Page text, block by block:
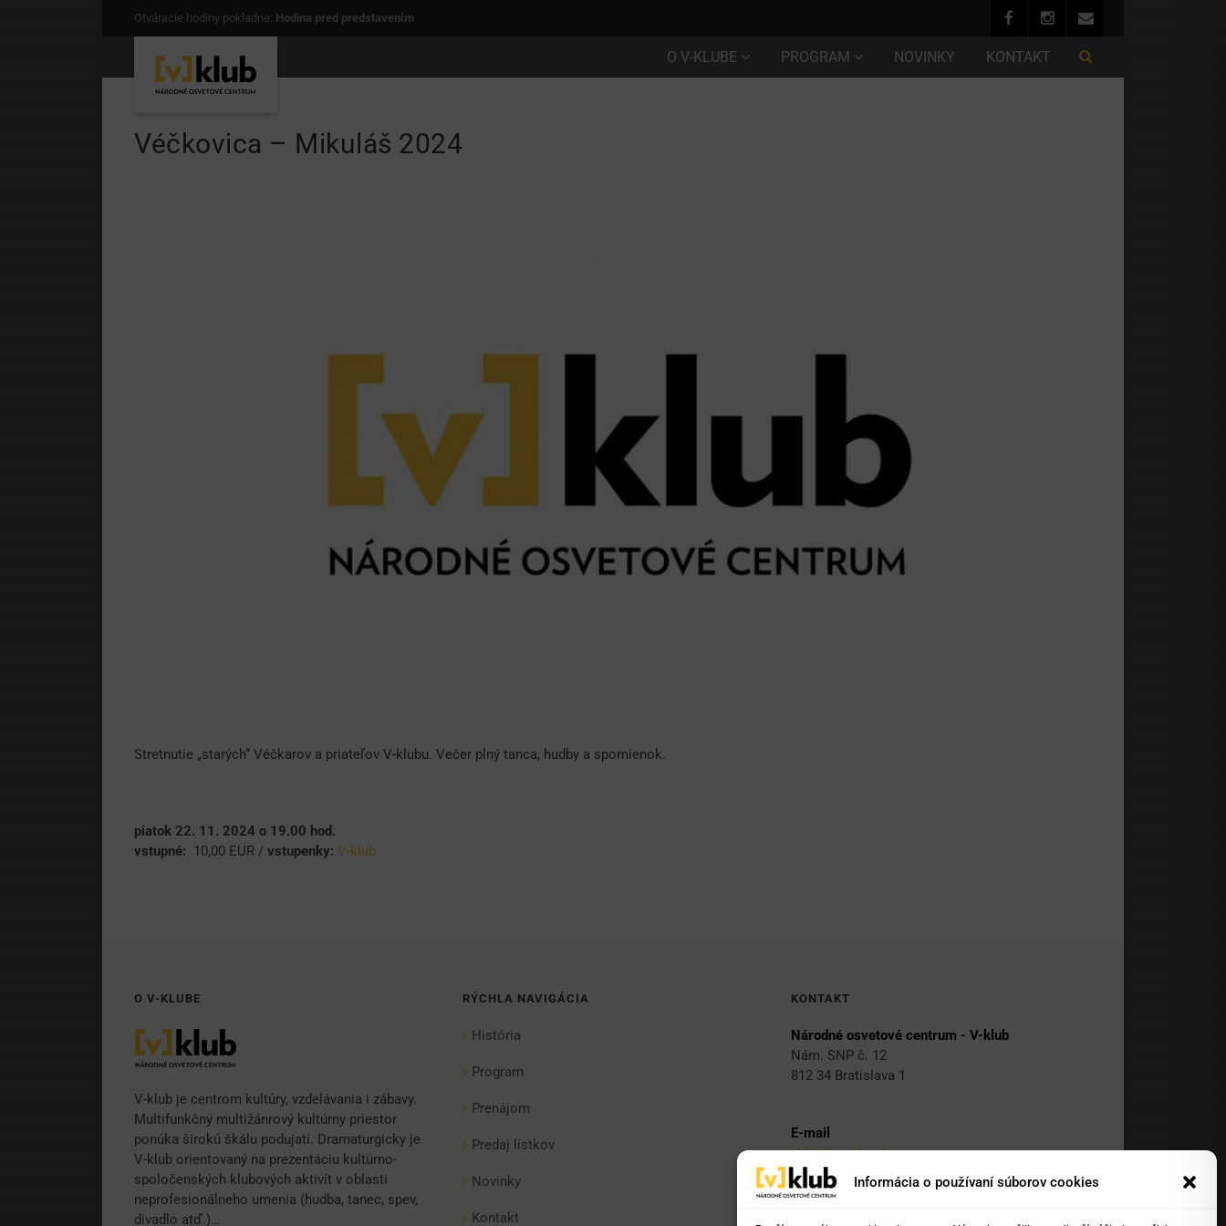
Informácia o používaní súborov cookies
Otváracie hodiny pokladne: Hodina pred predstavením
O V-KLUBE PROGRAM NOVINKY KONTAKT
Véčkovica – Mikuláš 2024
Stretnutie „starých“ Véčkarov a priateľov V-klubu. Večer plný tanca, hudby a spomienok.
piatok 22. 11. 2024 o 19.00 hod.
vstupné: 10,00 EUR / vstupenky: V-klub
O V-KLUBE
V-klub je centrom kultúry, vzdelávania i zábavy.
Multifunkčný multižánrový kultúrny priestor
ponúka širokú škálu podujatí. Dramaturgicky je
V-klub orientovaný na prezentáciu kultúrno-
spoločenských klubových aktivít v oblasti
neprofesionálneho umenia (hudba, tanec, spev,
divadlo atď.)…
RÝCHLA NAVIGÁCIA
História
Program
Prenájom
Predaj lístkov
Novinky
Kontakt
KONTAKT
Národné osvetové centrum - V-klub
Nám. SNP č. 12
812 34 Bratislava 1
E-mail
vklub@nocka.sk